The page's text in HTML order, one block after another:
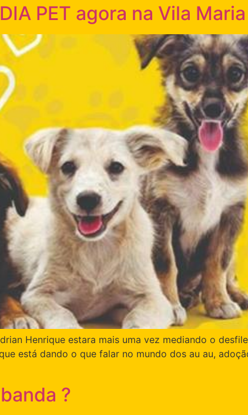
PET agora na Vila
Henrique estara mais uma vez mediando o
está dando o que falar no mundo dos au au,
?